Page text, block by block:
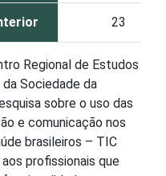
23
Regional de Estudos
Sociedade da
sobre o uso das
e comunicação nos
brasileiros – TIC
profissionais que